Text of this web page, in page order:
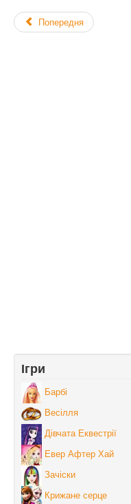
Попередня
Ігри
Барбі
Весілля
Дівчата Еквестрії
Евер Афтер Хай
Зачіски
Крижане серце